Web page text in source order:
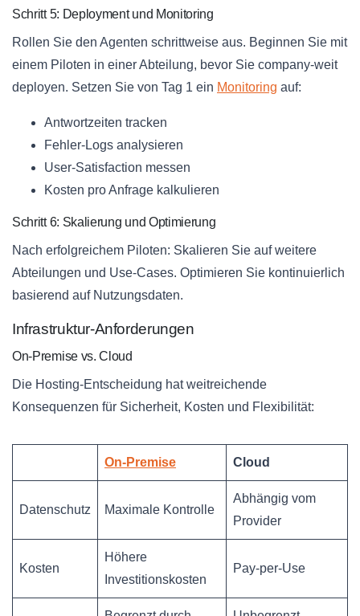
Schritt 5: Deployment und Monitoring
Rollen Sie den Agenten schrittweise aus. Beginnen Sie mit
einem Piloten in einer Abteilung, bevor Sie company-weit
deployen. Setzen Sie von Tag 1 ein Monitoring auf:
Antwortzeiten tracken
Fehler-Logs analysieren
User-Satisfaction messen
Kosten pro Anfrage kalkulieren
Schritt 6: Skalierung und Optimierung
Nach erfolgreichem Piloten: Skalieren Sie auf weitere
Abteilungen und Use-Cases. Optimieren Sie kontinuierlich
basierend auf Nutzungsdaten.
Infrastruktur-Anforderungen
On-Premise vs. Cloud
Die Hosting-Entscheidung hat weitreichende
Konsequenzen für Sicherheit, Kosten und Flexibilität:
On-Premise Cloud
Datenschutz Maximale Kontrolle
Abhängig vom
Provider
Kosten
Höhere
Investitionskosten
Pay-per-Use